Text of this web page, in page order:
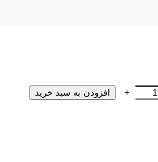
افزودن به سبد خرید